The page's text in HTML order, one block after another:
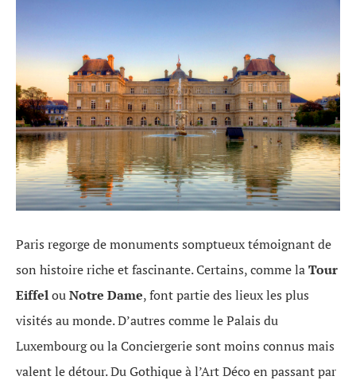
Paris regorge de monuments somptueux témoignant de
son histoire riche et fascinante. Certains, comme laTour
EiffelouNotre Dame, font partie des lieux les plus
visités au monde. D’autres comme le Palais du
Luxembourg ou la Conciergerie sont moins connus mais
valent le détour. Du Gothique à l’Art Déco en passant par